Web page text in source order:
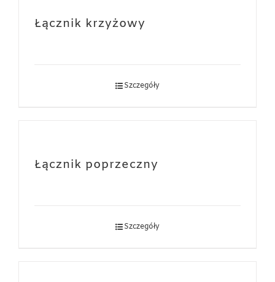
Łącznik krzyżowy
Szczegóły
Łącznik poprzeczny
Szczegóły